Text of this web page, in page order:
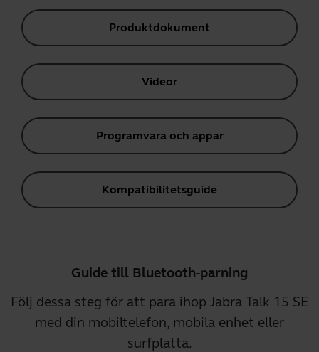
Produktdokument
Videor
Programvara och appar
Kompatibilitetsguide
Guide till Bluetooth-parning
Följ dessa steg för att para ihop Jabra Talk 15 SE
med din mobiltelefon, mobila enhet eller
surfplatta.